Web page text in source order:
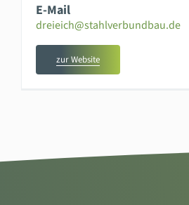
E-Mail
dreieich@stahlverbundbau.de
zur Website